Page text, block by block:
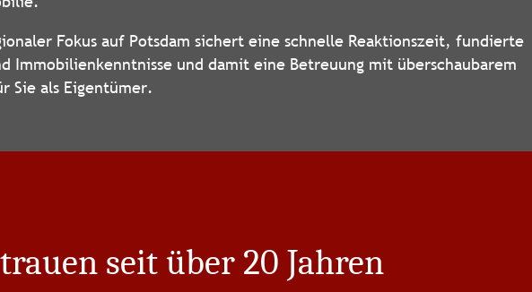
Fokus auf Potsdam sichert eine schnelle Reaktionszeit, fundierte
Immobilienkenntnisse und damit eine Betreuung mit überschaubarem
Sie als Eigentümer.
seit über 20 Jahren